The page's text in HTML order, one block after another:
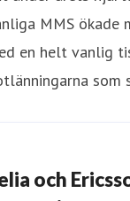
MMS ökade
en helt vanlig
som
och